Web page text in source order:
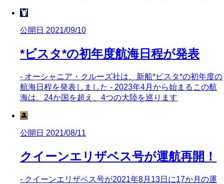
🦞
公開日 2021/09/10
*ビスタ*の初年度航海日程が発表
- オーシャニア・クルーズ社は、新船*ビスタ*の初年度の
航海日程を発表しました - 2023年4月から始まるこの航
海は、24か国を超え、4つの大陸を巡ります
🎩
公開日 2021/08/11
クイーンエリザベス号が運航再開！
- クイーンエリザベス号が2021年8月13日に17か月の運